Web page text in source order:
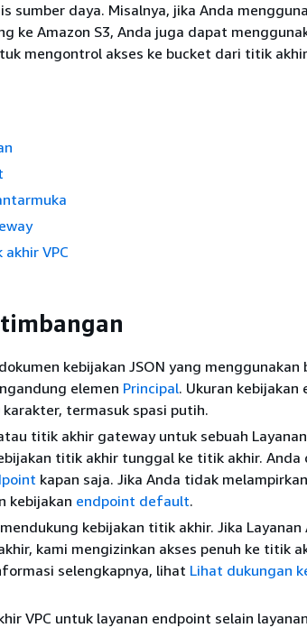
sumber daya. Misalnya, jika Anda
ke Amazon S3, Anda juga dapat
mengontrol akses ke bucket dari titik
VPC
kebijakan JSON yang menggunakan
elemen Principal. Ukuran kebijakan
termasuk spasi putih.
titik akhir gateway untuk sebuah Layanan
titik akhir tunggal ke titik akhir. Anda
kapan saja. Jika Anda tidak
kebijakan endpoint default.
kebijakan titik akhir. Jika Layanan
kami mengizinkan akses penuh ke titik
selengkapnya, lihat Lihat dukungan
VPC untuk layanan endpoint selain